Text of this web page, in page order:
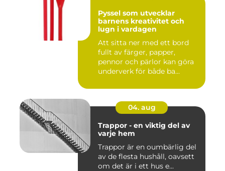
Pyssel som utvecklar
barnens kreativitet och
lugn i vardagen
Att sitta ner med ett bord
fullt av färger, papper,
pennor och pärlor kan göra
underverk för både ba...
04. aug
Trappor - en viktig del av
varje hem
Trappor är en oumbärlig del
av de flesta hushåll, oavsett
om det är i ett hus e...